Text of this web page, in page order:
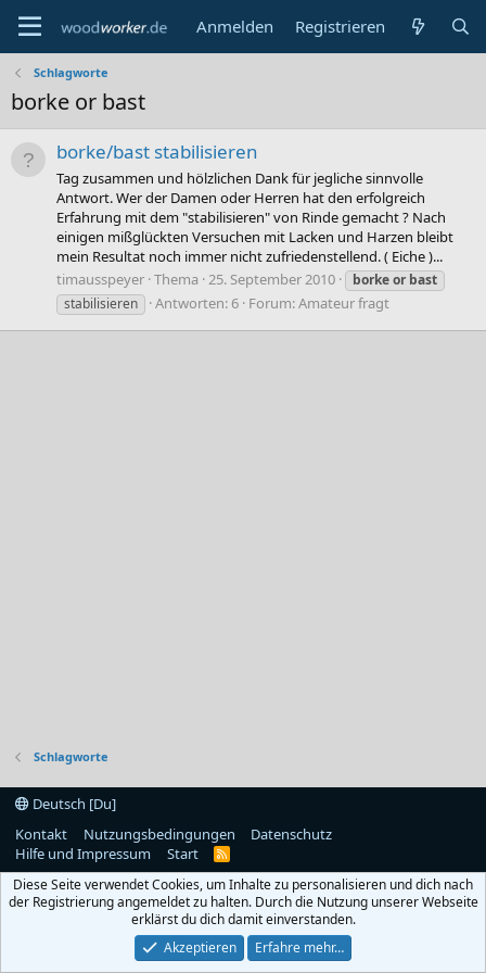
Anmelden Registrieren
Schlagworte
borke or bast
borke/bast stabilisieren
Tag zusammen und hölzlichen Dank für jegliche sinnvolle
Antwort. Wer der Damen oder Herren hat den erfolgreich
Erfahrung mit dem "stabilisieren" von Rinde gemacht ? Nach
einigen mißglückten Versuchen mit Lacken und Harzen bleibt
mein Resultat noch immer nicht zufriedenstellend. ( Eiche )...
timausspeyer Thema 25. September 2010 borkeor bast
stabilisieren
Antworten: 6 Forum:Amateur fragt
Schlagworte
Deutsch [Du]
Kontakt
Nutzungsbedingungen
Datenschutz
Hilfe und Impressum
Start
R
S
Diese Seite verwendet Cookies, um Inhalte zu personalisieren und dich nach
der Registrierung angemeldet zu halten. Durch die Nutzung unserer Webseite
erklärst du dich damit einverstanden.
Akzeptieren
Erfahre mehr…